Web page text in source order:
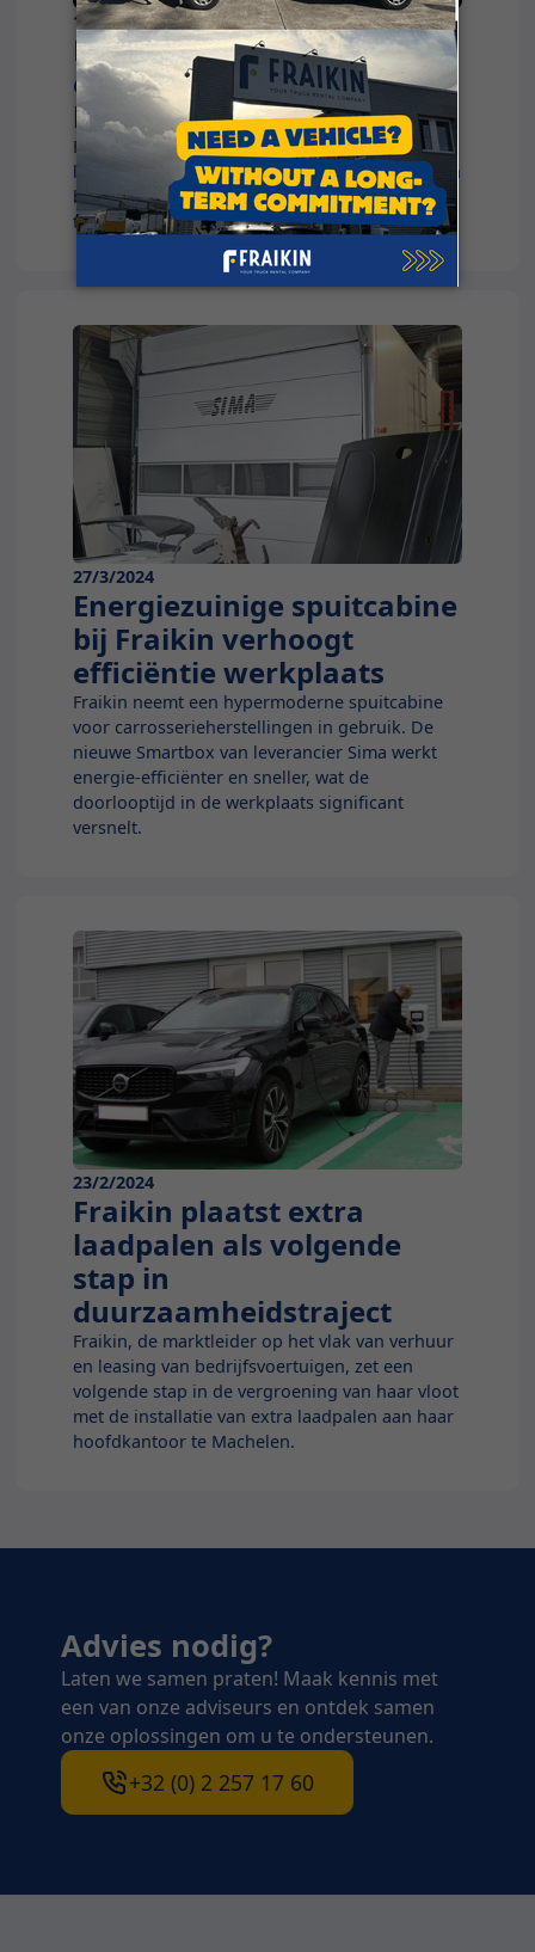
11/6/2024
Fraikin leidt de weg naar
elektrificatie van
bestelwagens
Fraikin wil als toonaangevende
leasingmaatschappij in de Benelux oplossingen
bieden om de elektrificatie van
transportvoertuigen proactief te stimuleren.
27/3/2024
Energiezuinige spuitcabine
bij Fraikin verhoogt
efficiëntie werkplaats
Fraikin neemt een hypermoderne spuitcabine
voor carrosserieherstellingen in gebruik. De
nieuwe Smartbox van leverancier Sima werkt
energie-efficiënter en sneller, wat de
doorlooptijd in de werkplaats significant
versnelt.
23/2/2024
Fraikin plaatst extra
laadpalen als volgende
stap in
duurzaamheidstraject
Fraikin, de marktleider op het vlak van verhuur
en leasing van bedrijfsvoertuigen, zet een
volgende stap in de vergroening van haar vloot
met de installatie van extra laadpalen aan haar
hoofdkantoor te Machelen.
Advies nodig?
Laten we samen praten! Maak kennis met
een van onze adviseurs en ontdek samen
onze oplossingen om u te ondersteunen.
+32 (0) 2 257 17 60